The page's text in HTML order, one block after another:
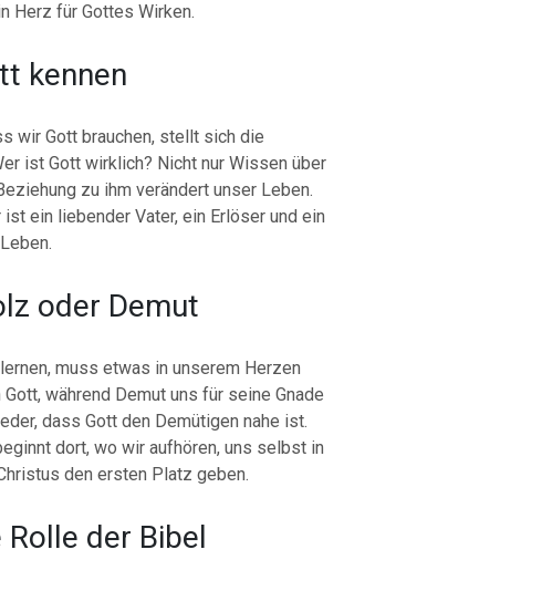
Herz für Gottes Wirken.
kennen
wir Gott brauchen, stellt sich die
ist Gott wirklich? Nicht nur Wissen über
zu ihm verändert unser Leben.
ein liebender Vater, ein Erlöser und ein
oder Demut
muss etwas in unserem Herzen
während Demut uns für seine Gnade
dass Gott den Demütigen nahe ist.
dort, wo wir aufhören, uns selbst in
den ersten Platz geben.
der Bibel